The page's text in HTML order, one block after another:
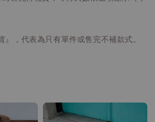
』，代表為只有單件或售完不補款式。